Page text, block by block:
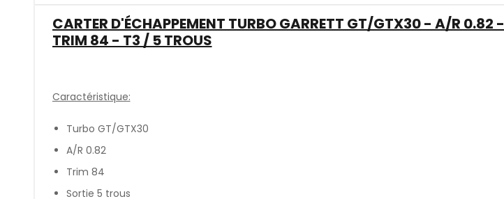
CARTER D'ÉCHAPPEMENT TURBO GARRETT GT/GTX30 - A/R 0.82 -
TRIM 84 - T3 / 5 TROUS
Caractéristique:
Turbo GT/GTX30
A/R 0.82
Trim 84
Sortie 5 trous